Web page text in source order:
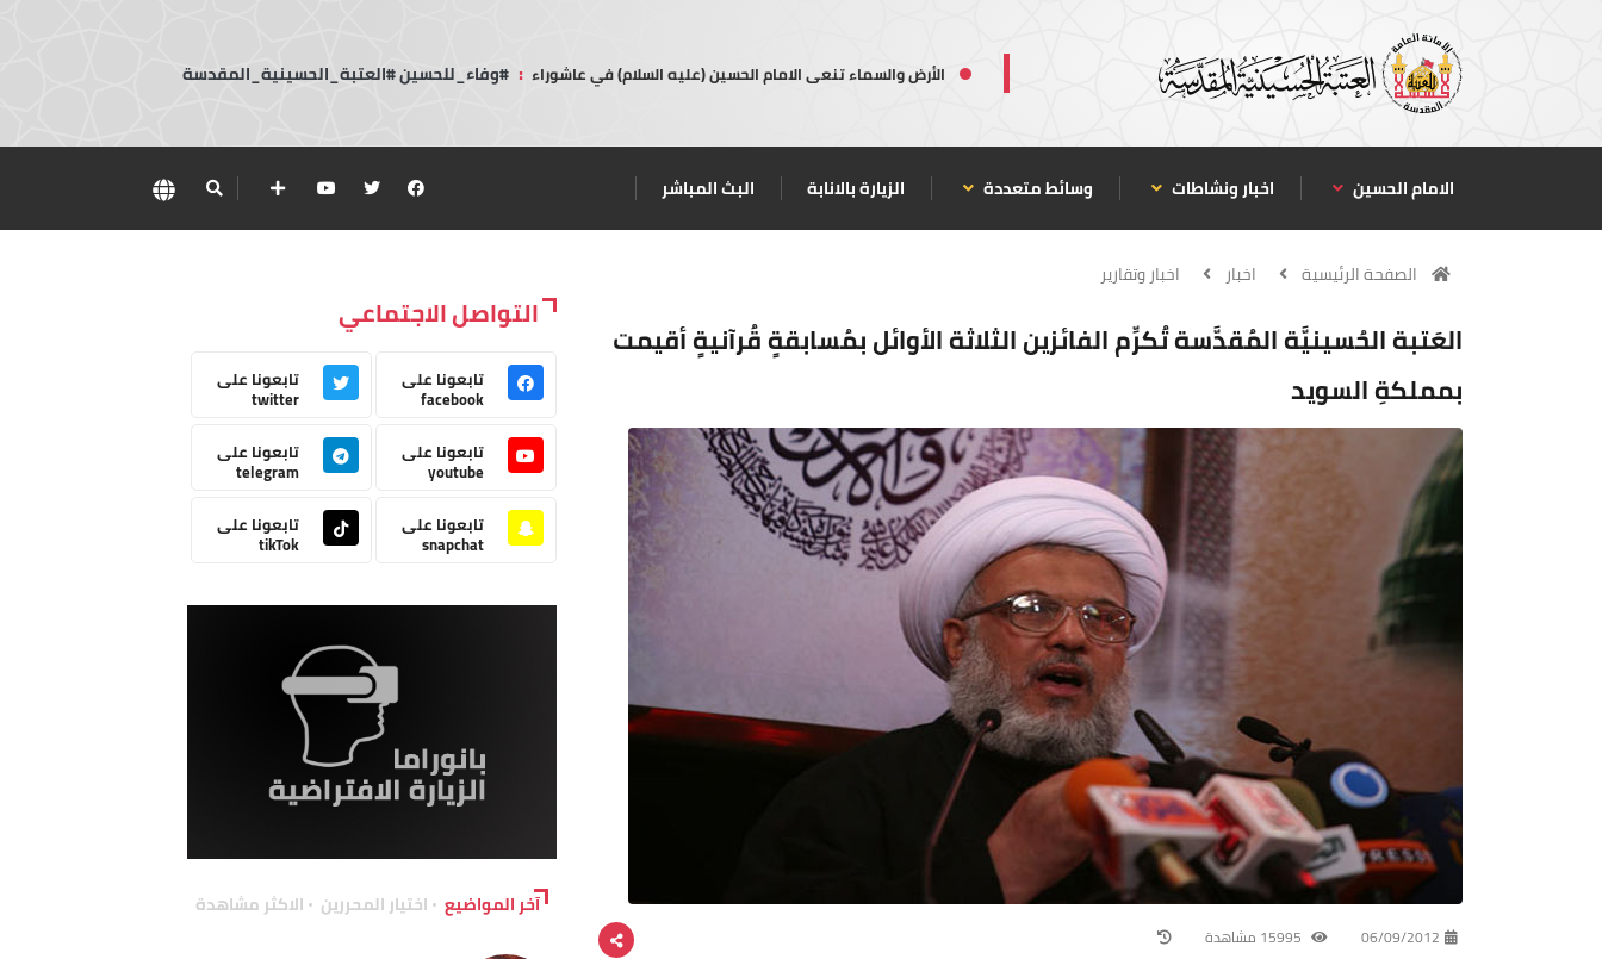
الأرض والسماء تنعى الامام الحسين (عليه السلام) في عاشوراء : #وفاء_للحسين #العتبة_الحسينية_المقدسة
الامام الحسين اخبار ونشاطات وسائط متعددة الزيارة بالانابة البث المباشر
الصفحة الرئيسية اخبار اخبار وتقارير
العَتبة الحُسينيَّة المُقدَّسة تُكرِّم الفائزين الثلاثة الأوائل بمُسابقةٍ قُرآنيةٍ أقيمت
بمملكةِ السويد
06/09/2012
التواصل الاجتماعي
تابعونا على
facebook
تابعونا على
twitter
تابعونا على
youtube
تابعونا على
telegram
تابعونا على
snapchat
تابعونا على
tikTok
آخر المواضيع اختيار المحررين الاكثر مشاهدة